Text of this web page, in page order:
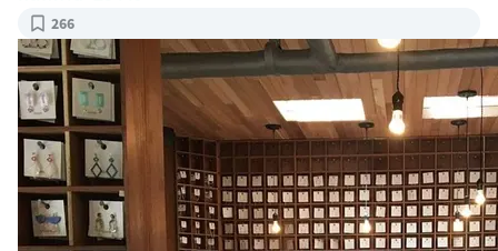
266